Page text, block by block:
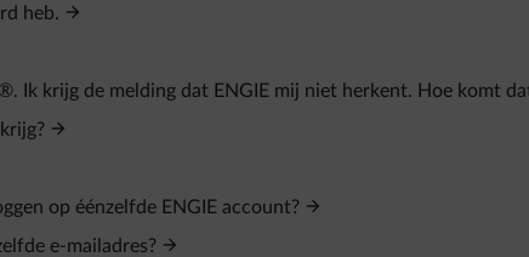
heb.
Ik krijg de melding dat ENGIE mij niet herkent. Hoe komt
op éénzelfde ENGIE account?
e‑mailadres?